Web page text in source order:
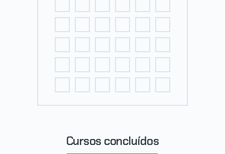
Cursos concluídos